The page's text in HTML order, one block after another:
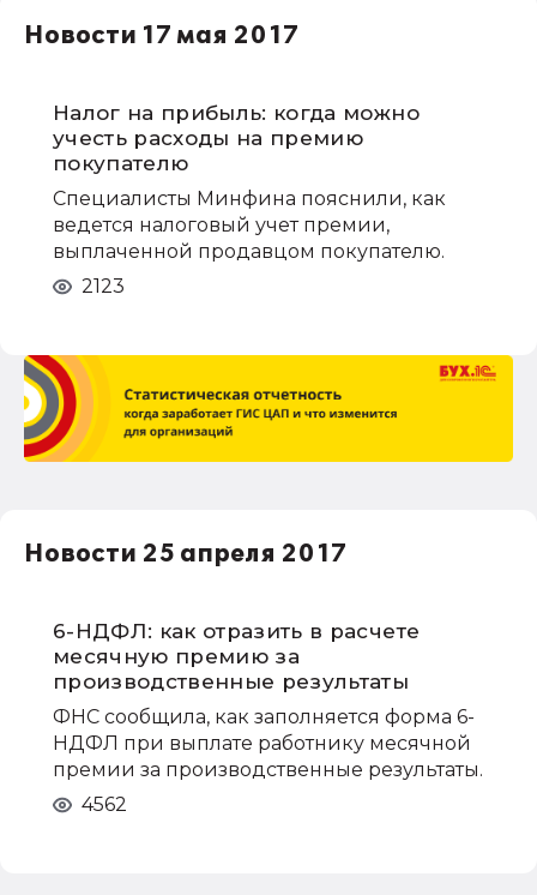
права работников НДФЛ
1С:Управление производственным
предприятием
Новости 17 мая 2017
Налог на прибыль: когда можно
учесть расходы на премию
покупателю
Специалисты Минфина пояснили, как
ведется налоговый учет премии,
выплаченной продавцом покупателю.
2123
Новости 25 апреля 2017
6-НДФЛ: как отразить в расчете
месячную премию за
производственные результаты
ФНС сообщила, как заполняется форма 6-
НДФЛ при выплате работнику месячной
премии за производственные результаты.
4562